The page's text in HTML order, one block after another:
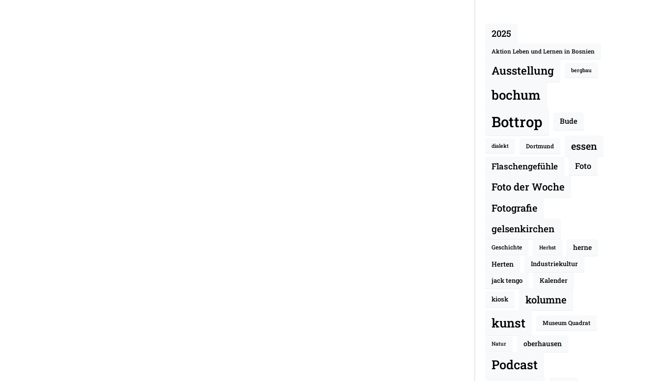
2025
Aktion Leben und Lernen in Bosnien
Ausstellung bergbau
bochum
Bottrop Bude
dialekt Dortmund essen
Flaschengefühle Foto
Foto der Woche
Fotografie
gelsenkirchen
Geschichte Herbst
herne
Herten
Industriekultur
jack tengo
Kalender
kiosk kolumne
kunst Museum Quadrat
Natur oberhausen
Podcast